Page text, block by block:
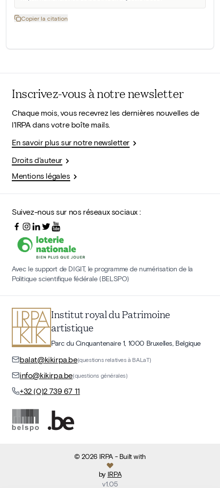
Copier la citation
Inscrivez-vous à notre newsletter
Chaque mois, vous recevrez les dernières nouvelles de
l'IRPA dans votre boîte mails.
En savoir plus sur notre newsletter
Droits d'auteur
Mentions légales
Suivez-nous sur nos réseaux sociaux :
Avec le support de DIGIT, le programme de numérisation de la
Politique scientifique fédérale (BELSPO)
Institut royal du Patrimoine
artistique
Parc du Cinquantenaire 1, 1000 Bruxelles, Belgique
balat@kikirpa.be(questions relatives à BALaT)
info@kikirpa.be(questions générales)
+32 (0)2 739 67 11
©2026 IRPA- Built with
by IRPA
v1.05